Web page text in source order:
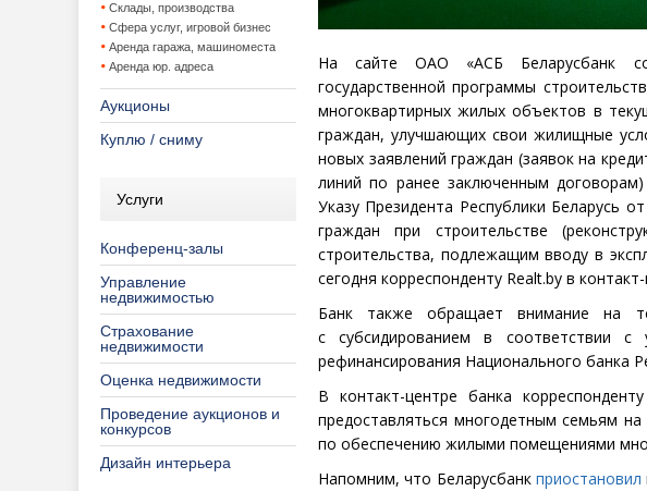
Склады, производства
Сфера услуг, игровой бизнес
Аренда гаража, машиноместа
Аренда юр. адреса
Аукционы
Куплю / сниму
Услуги
Конференц-залы
Управление
недвижимостью
Страхование
недвижимости
Оценка недвижимости
Проведение аукционов и
конкурсов
Дизайн интерьера
На сайте ОАО «АСБ Беларусбанк
государственной программы
многоквартирных жилых объектов в
граждан, улучшающих свои жилищные
новых заявлений граждан (заявок на
линий по ранее заключенным
Указу Президента Республики Беларусь
граждан при строительстве
(
строительства, подлежащим вводу в
сегодня корреспонденту Realt.by в
Банк также обращает внимание на
с субсидированием в соответствии
рефинансирования Национального банка
В контакт-центре банка корреспонденту
предоставляться многодетным семьям
по обеспечению жилыми помещениями
Напомним, что Беларусбанк приостановил